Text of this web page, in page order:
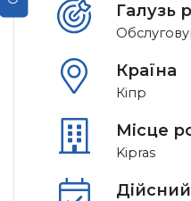
Галузь
Країна
Кіпр
Місце
Kipras